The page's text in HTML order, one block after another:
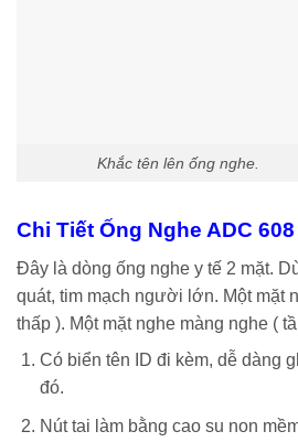
Khắc tên lên ống nghe.
Chi Tiết Ống Nghe ADC
Đây là dòng ống nghe y tế 2 mặt.
quát, tim mạch người lớn. Một mặt
thấp ). Một mặt nghe màng nghe (
Có biển tên ID đi kèm, dễ dàng
đó.
Nút tai làm bằng cao su non